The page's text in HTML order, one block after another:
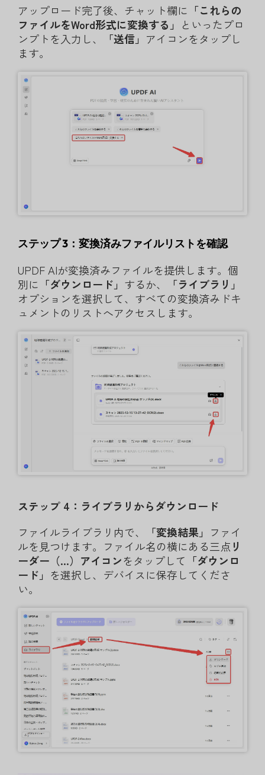
アップロード完了後、チャット欄に 「これらの
ファイルをWord形式に変換する」 といったプロ
ンプトを入力し、
「送信」 アイコンをタップし
ます。
ステップ 3：変換済みファイルリストを確認
UPDF AIが変換済みファイルを提供します。個
別に 「ダウンロード」 するか、
「ライブラリ」
オプションを選択して、すべての変換済みドキ
ュメントのリストへアクセスします。
ステップ 4：ライブラリからダウンロード
ファイルライブラリ内で、
「変換結果」 ファイ
ルを見つけます。ファイル名の横にある三点 リ
ーダー（…）アイコンをタップして 「ダウンロ
ード」 を選択し、デバイスに保存してくださ
い。